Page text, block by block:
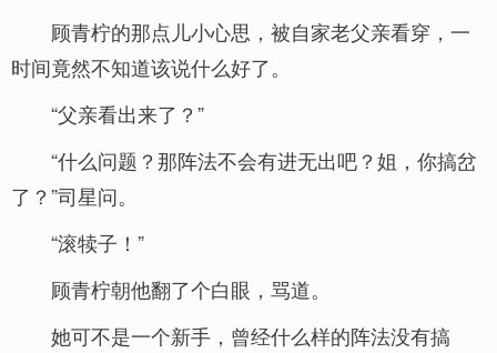
顾青柠的那点儿小心思，被自家老父亲看穿，一
时间竟然不知道该说什么好了。
“父亲看出来了？”
“什么问题？那阵法不会有进无出吧？姐，你搞岔
了？”司星问。
“滚犊子！”
顾青柠朝他翻了个白眼，骂道。
她可不是一个新手，曾经什么样的阵法没有搞